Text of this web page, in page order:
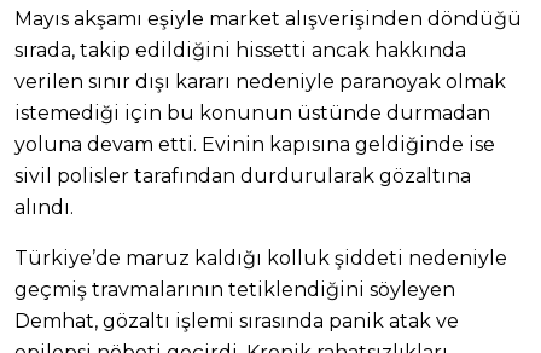
Mayıs akşamı eşiyle market alışverişinden döndüğü
sırada, takip edildiğini hissetti ancak hakkında
verilen sınır dışı kararı nedeniyle paranoyak olmak
istemediği için bu konunun üstünde durmadan
yoluna devam etti. Evinin kapısına geldiğinde ise
sivil polisler tarafından durdurularak gözaltına
alındı.
Türkiye’de maruz kaldığı kolluk şiddeti nedeniyle
geçmiş travmalarının tetiklendiğini söyleyen
Demhat, gözaltı işlemi sırasında panik atak ve